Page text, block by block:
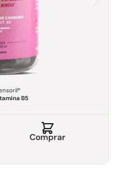
B5
Comprar